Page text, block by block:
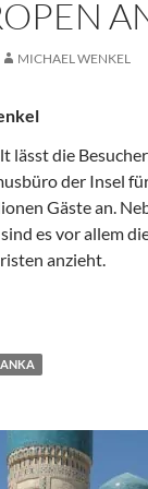
MICHAEL WENKEL
lässt die
der Insel
Gäste an.
es vor allem
anzieht.
BESTE AUS